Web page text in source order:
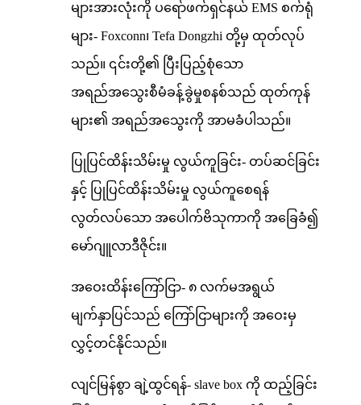
များအားလုံးကို ပရော်ဖက်ရှင်နယ် EMS စက်ရုံ
များ- Foxconn၊ Tefa Dongzhi တို့မှ ထုတ်လုပ်
သည်။ ၎င်းတို့၏ ပြီးပြည့်စုံသော
အရည်အသွေးစီမံခန့်ခွဲမှုစနစ်သည် ထုတ်ကုန်
များ၏ အရည်အသွေးကို အာမခံပါသည်။
ပြုပြင်ထိန်းသိမ်းမှု လွယ်ကူခြင်း- တပ်ဆင်ခြင်း
နှင့် ပြုပြင်ထိန်းသိမ်းမှု လွယ်ကူစေရန်
လွတ်လပ်သော အပေါက်ဗိသုကာကို အခြေခံ၍
မော်ဂျူလာဒီဇိုင်း။
အဝေးထိန်းကြော်ငြာ- ၈ လက်မအရွယ်
မျက်နှာပြင်သည် ကြော်ငြာများကို အဝေးမှ
လွှင့်တင်နိုင်သည်။
လျင်မြန်စွာ ချဲ့ထွင်ရန်- slave box ကို ထည့်ခြင်း